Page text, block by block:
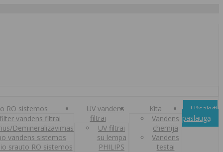
RO sistemos
vandens filtrai
Demineralizavimas
vandens sistemos
srauto RO sistemos
UV vandens
filtrai
UV filtrai
su lempa
PHILIPS
Kita
Vandens
chemija
Vandens
testai
Užsakyti
paslaugą